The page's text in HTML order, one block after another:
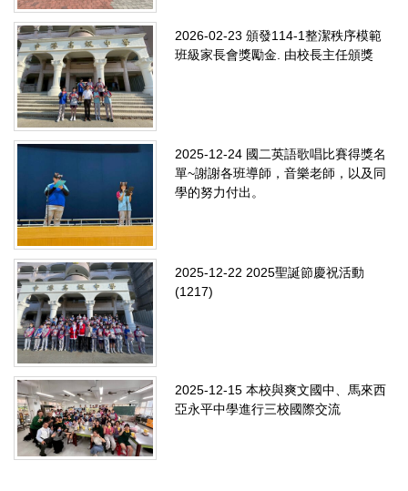
2026-02-23頒發114-1整潔秩序模範
班級家長會獎勵金. 由校長主任頒獎
2025-12-24 國二英語歌唱比賽得獎名
單~謝謝各班導師，音樂老師，以及同
學的努力付出。
2025-12-22 2025聖誕節慶祝活動
(1217)
2025-12-15本校與爽文國中、馬來西
亞永平中學進行三校國際交流